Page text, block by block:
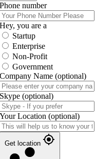
Phone number
Hey, you are a
Startup
Enterprise
Non-Profit
Government
Company Name (optional)
Skype (optional)
Your Location (optional)
Get location